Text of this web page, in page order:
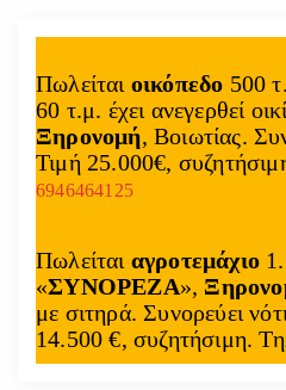
Πωλείται οικόπεδο 500
60 τ.μ. έχει ανεγερθεί
Ξηρονομή, Βοιωτίας.
Τιμή 25.000€,
6946464125
Πωλείται αγροτεμάχιο
«ΣΥΝΟΡΕΖΑ»,
με σιτηρά. Συνορεύει
14.500 €, συζητήσιμη.